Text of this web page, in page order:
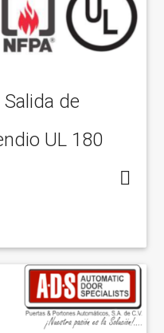
de
UL 180